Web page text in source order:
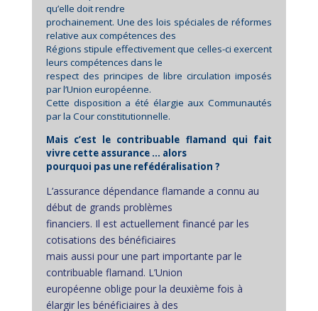
qu’elle doit rendre
prochainement. Une des lois spéciales de réformes
relative aux compétences des
Régions stipule effectivement que celles-ci exercent
leurs compétences dans le
respect des principes de libre circulation imposés
par l’Union européenne.
Cette disposition a été élargie aux Communautés
par la Cour constitutionnelle.
Mais c’est le contribuable flamand qui fait
vivre cette assurance … alors
pourquoi pas une refédéralisation ?
L’assurance dépendance flamande a connu au
début de grands problèmes
financiers. Il est actuellement financé par les
cotisations des bénéficiaires
mais aussi pour une part importante par le
contribuable flamand. L’Union
européenne oblige pour la deuxième fois à
élargir les bénéficiaires à des